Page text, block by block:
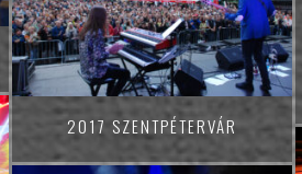
2017 SZENTPÉTERVÁR